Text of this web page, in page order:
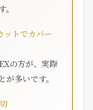
ットでカバー
の方が、実際
多いです。